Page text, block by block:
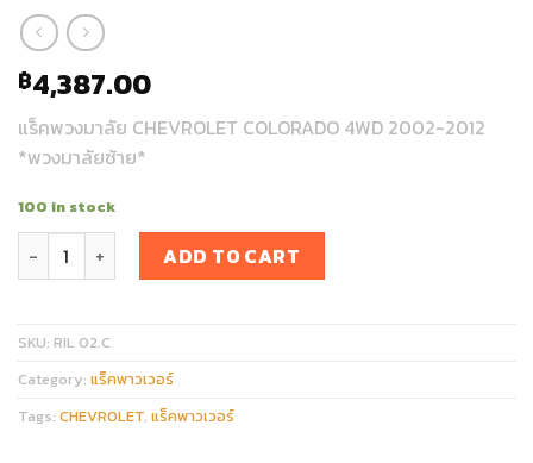
฿4,387.00
แร็คพวงมาลัย CHEVROLET COLORADO 4WD 2002-2012
*พวงมาลัยซ้าย*
100 in stock
แร็คพวงมาลัย CHEVROLET COLORADO 4WD 2002-2012 *พวง
ADD TO CART
SKU: RIL 02.C
Category: แร็คพาวเวอร์
Tags: CHEVROLET, แร็คพาวเวอร์